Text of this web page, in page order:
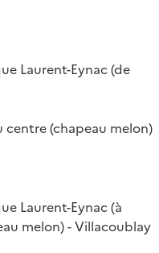
au centre (chapeau melon)
melon) - Villacoublay